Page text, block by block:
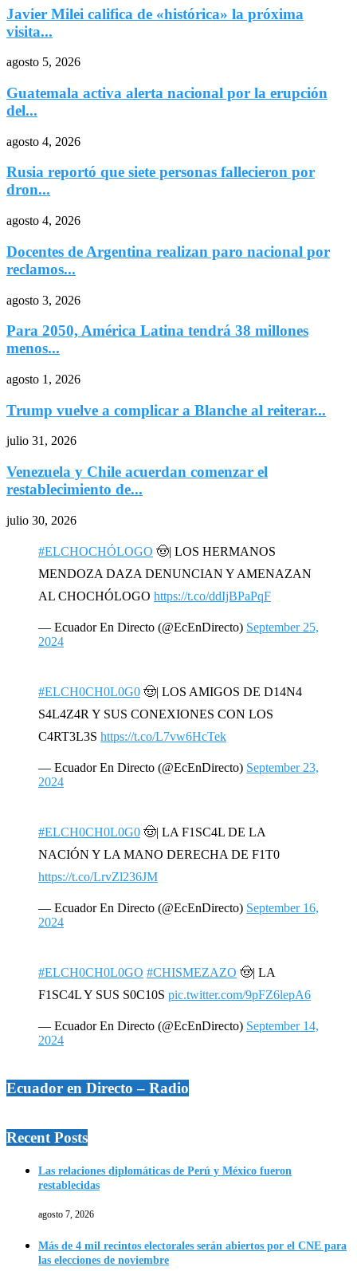
Javier Milei califica de «histórica» la próxima
visita...
agosto 5, 2026
Guatemala activa alerta nacional por la erupción
del...
agosto 4, 2026
Rusia reportó que siete personas fallecieron por
dron...
agosto 4, 2026
Docentes de Argentina realizan paro nacional por
reclamos...
agosto 3, 2026
Para 2050, América Latina tendrá 38 millones
menos...
agosto 1, 2026
Trump vuelve a complicar a Blanche al reiterar...
julio 31, 2026
Venezuela y Chile acuerdan comenzar el
restablecimiento de...
julio 30, 2026
#ELCHOCHÓLOGO 🤠| LOS HERMANOS
MENDOZA DAZA DENUNCIAN Y AMENAZAN
AL CHOCHÓLOGO https://t.co/ddIjBPaPqF
— Ecuador En Directo (@EcEnDirecto) September 25,
2024
#ELCH0CH0L0G0 🤠| LOS AMIGOS DE D14N4
S4L4Z4R Y SUS CONEXIONES CON LOS
C4RT3L3S https://t.co/L7vw6HcTek
— Ecuador En Directo (@EcEnDirecto) September 23,
2024
#ELCH0CH0L0G0 🤠| LA F1SC4L DE LA
NACIÓN Y LA MANO DERECHA DE F1T0
https://t.co/LrvZl236JM
— Ecuador En Directo (@EcEnDirecto) September 16,
2024
#ELCH0CH0L0GO #CHISMEZAZO 🤠| LA
F1SC4L Y SUS S0C10S pic.twitter.com/9pFZ6lepA6
— Ecuador En Directo (@EcEnDirecto) September 14,
2024
Ecuador en Directo – Radio
Recent Posts
Las relaciones diplomáticas de Perú y México fueron
restablecidas
agosto 7, 2026
Más de 4 mil recintos electorales serán abiertos por el CNE para
las elecciones de noviembre